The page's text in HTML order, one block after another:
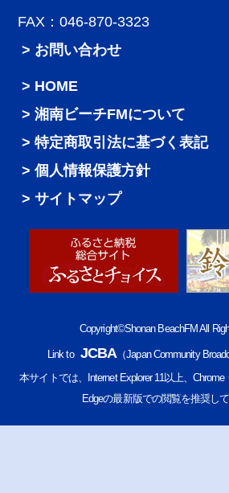
FAX：046-870-3323
> お問い合わせ
HOME
湘南ビーチFMについて
特定商取引法に基づく表記
個人情報保護方針
サイトマップ
Copyright©Shonan BeachFM All
Link to JCBA（Japan Community
本サイトでは、Internet Explorer 11以上、Chrome
Edgeの最新版での閲覧を推奨して